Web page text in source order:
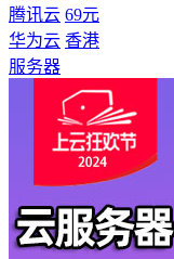
腾讯云 69元
华为云 香港
服务器